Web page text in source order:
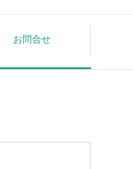
お問合せ